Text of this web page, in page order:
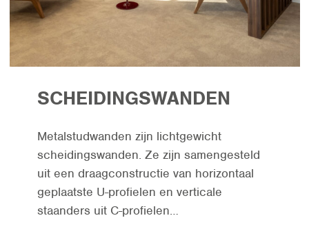
SCHEIDINGSWANDEN
Metalstudwanden zijn lichtgewicht
scheidingswanden. Ze zijn samengesteld
uit een draagconstructie van horizontaal
geplaatste U-profielen en verticale
staanders uit C-profielen…